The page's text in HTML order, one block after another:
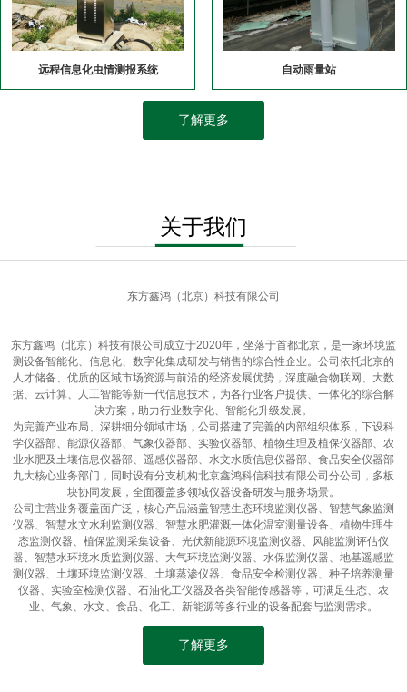
远程信息化虫情测报系统 自动雨量站
了解更多
关于我们
东方鑫鸿（北京）科技有限公司
东方鑫鸿（北京）科技有限公司成立于2020年，坐落于首都北京，是一家环境监
测设备智能化、信息化、数字化集成研发与销售的综合性企业。公司依托北京的
人才储备、优质的区域市场资源与前沿的经济发展优势，深度融合物联网、大数
据、云计算、人工智能等新一代信息技术，为各行业客户提供、一体化的综合解
决方案，助力行业数字化、智能化升级发展。
为完善产业布局、深耕细分领域市场，公司搭建了完善的内部组织体系，下设科
学仪器部、能源仪器部、气象仪器部、实验仪器部、植物生理及植保仪器部、农
业水肥及土壤信息仪器部、遥感仪器部、水文水质信息仪器部、食品安全仪器部
九大核心业务部门，同时设有分支机构北京鑫鸿科信科技有限公司分公司，多板
块协同发展，全面覆盖多领域仪器设备研发与服务场景。
公司主营业务覆盖面广泛，核心产品涵盖智慧生态环境监测仪器、智慧气象监测
仪器、智慧水文水利监测仪器、智慧水肥灌溉一体化温室测量设备、植物生理生
态监测仪器、植保监测采集设备、光伏新能源环境监测仪器、风能监测评估仪
器、智慧水环境水质监测仪器、大气环境监测仪器、水保监测仪器、地基遥感监
测仪器、土壤环境监测仪器、土壤蒸渗仪器、食品安全检测仪器、种子培养测量
仪器、实验室检测仪器、石油化工仪器及各类智能传感器等，可满足生态、农
业、气象、水文、食品、化工、新能源等多行业的设备配套与监测需求。
了解更多